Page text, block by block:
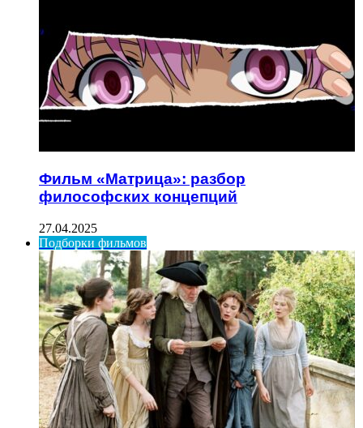
Фильм «Матрица»: разбор
философских концепций
27.04.2025
Подборки фильмов